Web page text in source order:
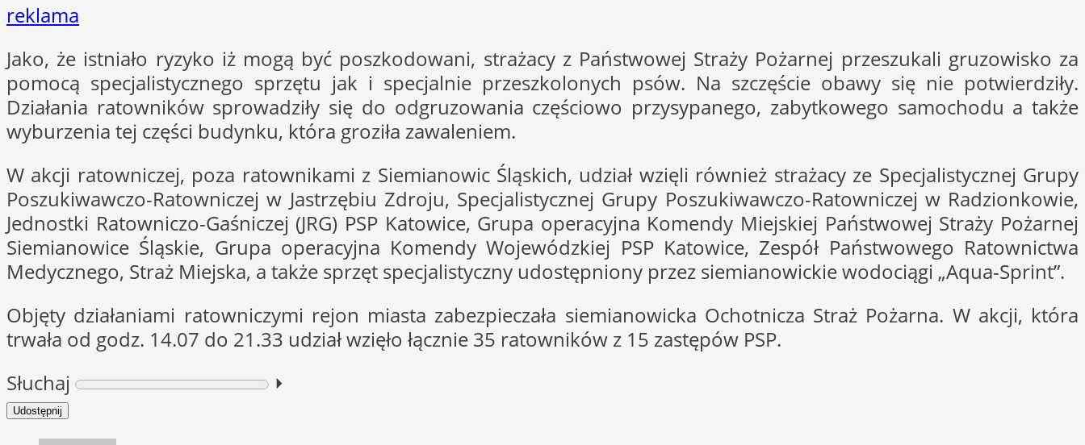
reklama
Jako, że istniało ryzyko iż mogą być poszkodowani, strażacy z Państwowej Straży Pożarnej przeszukali gruzowisko za
pomocą specjalistycznego sprzętu jak i specjalnie przeszkolonych psów. Na szczęście obawy się nie potwierdziły.
Działania ratowników sprowadziły się do odgruzowania częściowo przysypanego, zabytkowego samochodu a także
wyburzenia tej części budynku, która groziła zawaleniem.
W akcji ratowniczej, poza ratownikami z Siemianowic Śląskich, udział wzięli również strażacy ze Specjalistycznej Grupy
Poszukiwawczo-Ratowniczej w Jastrzębiu Zdroju, Specjalistycznej Grupy Poszukiwawczo-Ratowniczej w Radzionkowie,
Jednostki Ratowniczo-Gaśniczej (JRG) PSP Katowice, Grupa operacyjna Komendy Miejskiej Państwowej Straży Pożarnej
Siemianowice Śląskie, Grupa operacyjna Komendy Wojewódzkiej PSP Katowice, Zespół Państwowego Ratownictwa
Medycznego, Straż Miejska, a także sprzęt specjalistyczny udostępniony przez siemianowickie wodociągi „Aqua-Sprint”.
Objęty działaniami ratowniczymi rejon miasta zabezpieczała siemianowicka Ochotnicza Straż Pożarna. W akcji, która
trwała od godz. 14.07 do 21.33 udział wzięło łącznie 35 ratowników z 15 zastępów PSP.
Słuchaj
⏵︎
Udostępnij